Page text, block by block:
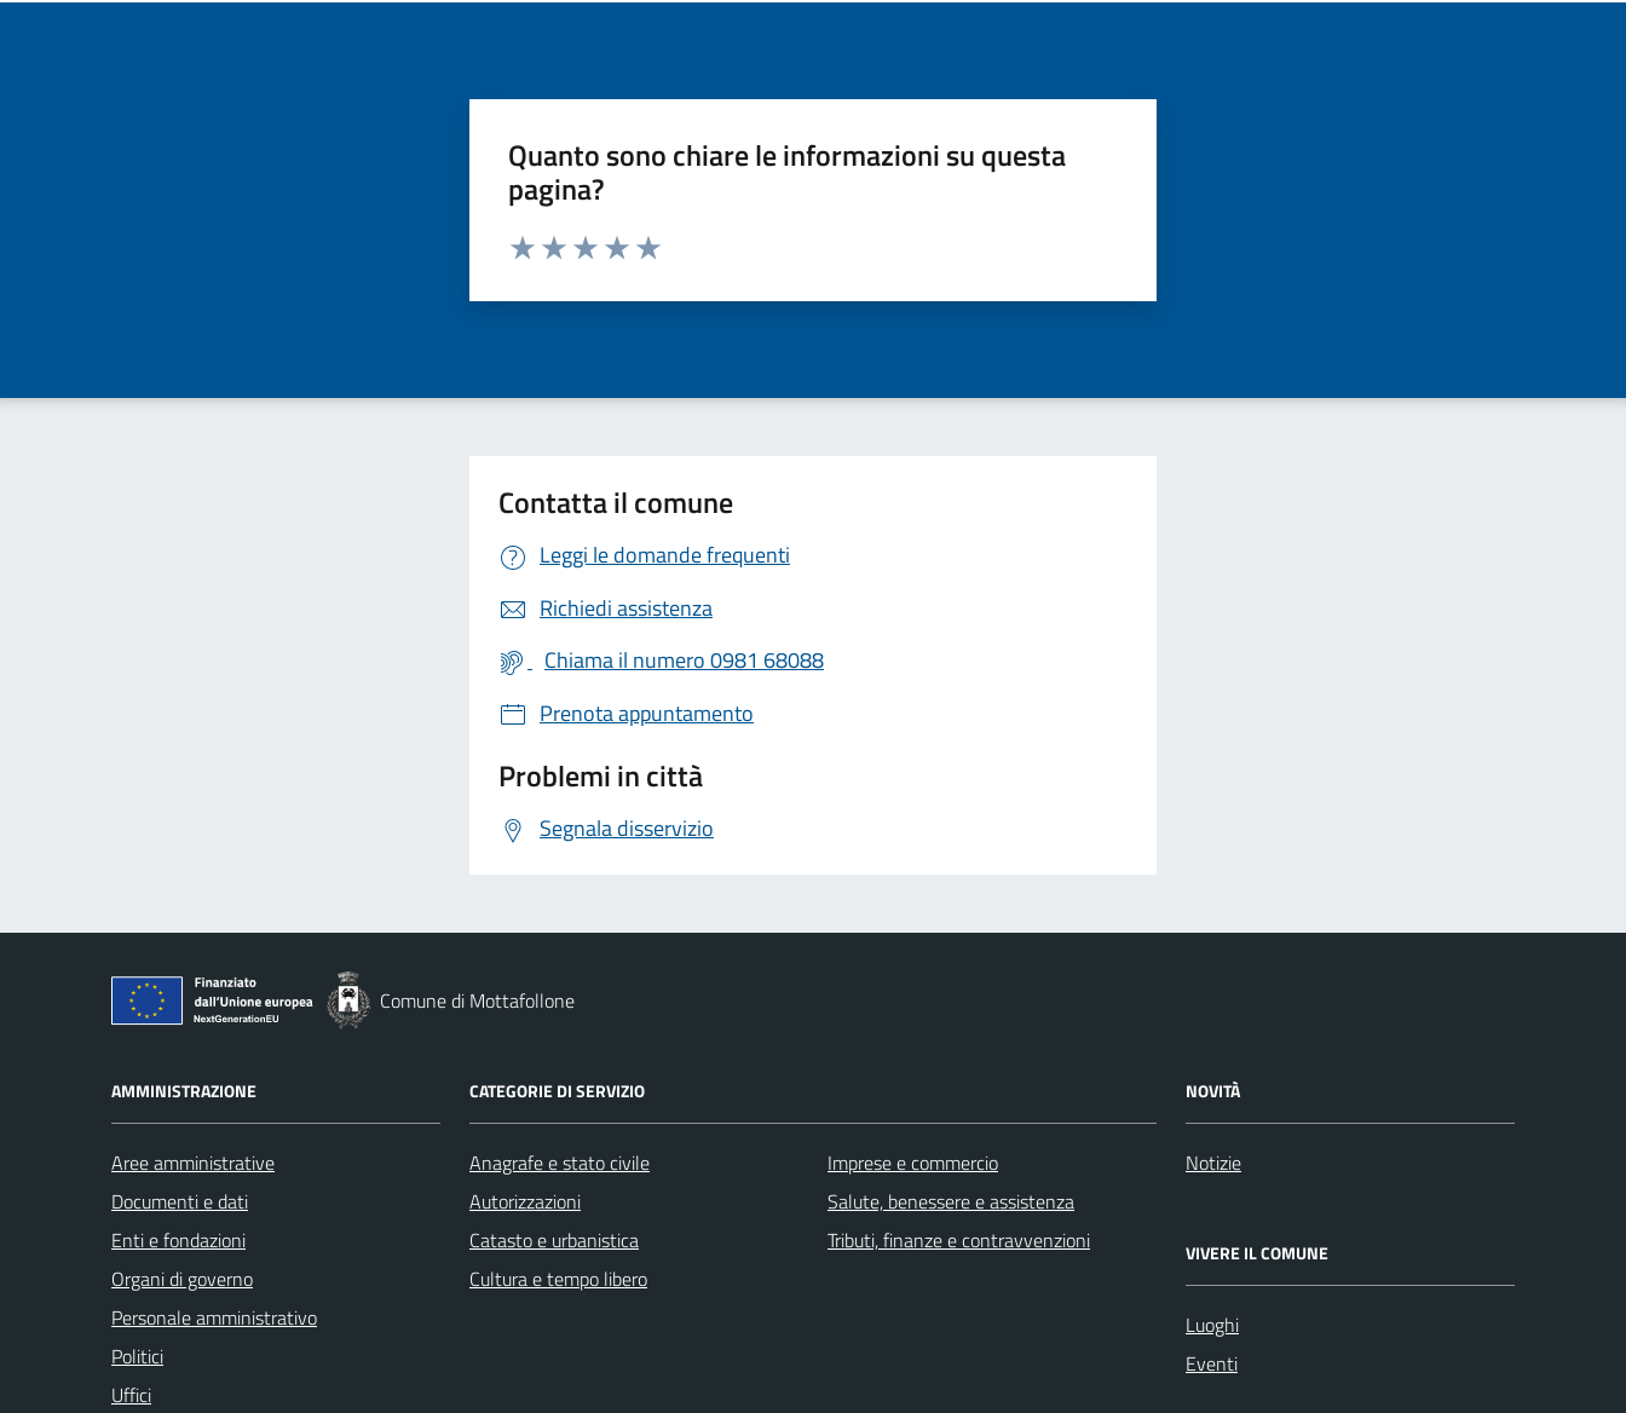
Quanto sono chiare le informazioni su questa
pagina?
Valuta da 1 a 5 stelle la pagina
Contatta il comune
Leggi le domande frequenti
Richiedi assistenza
Chiama il numero 0981 68088
Prenota appuntamento
Problemi in città
Segnala disservizio
Comune di Mottafollone
AMMINISTRAZIONE
Aree amministrative
Documenti e dati
Enti e fondazioni
Organi di governo
Personale amministrativo
Politici
Uffici
CATEGORIE DI SERVIZIO
Anagrafe e stato civile
Autorizzazioni
Catasto e urbanistica
Cultura e tempo libero
Imprese e commercio
Salute, benessere e assistenza
Tributi, finanze e contravvenzioni
NOVITÀ
Notizie
VIVERE IL COMUNE
Luoghi
Eventi